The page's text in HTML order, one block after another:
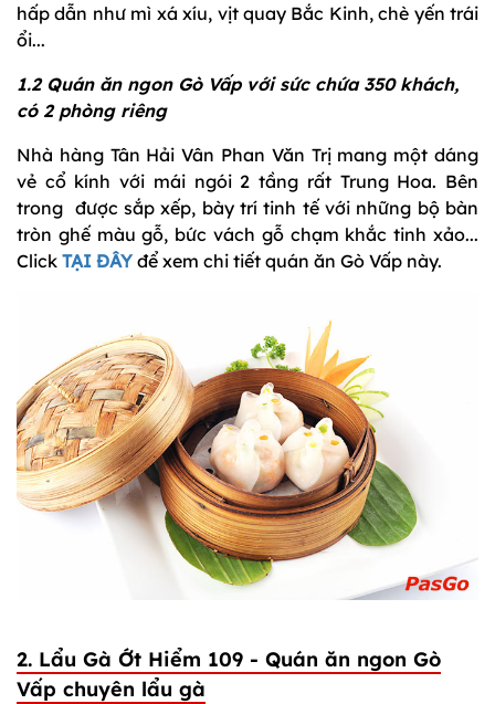
hấp dẫn như mì xá xíu, vịt quay Bắc Kinh, chè yến trái
ổi...
1.2 Quán ăn ngon Gò Vấp với sức chứa 350 khách,
có 2 phòng riêng
Nhà hàng Tân Hải Vân Phan Văn Trị mang một dáng
vẻ cổ kính với mái ngói 2 tầng rất Trung Hoa. Bên
trong được sắp xếp, bày trí tinh tế với những bộ bàn
tròn ghế màu gỗ, bức vách gỗ chạm khắc tinh xảo...
Click TẠI ĐÂY để xem chi tiết quán ăn Gò Vấp này.
2. Lẩu Gà Ớt Hiểm 109 - Quán ăn ngon Gò
Vấp chuyên lẩu gà